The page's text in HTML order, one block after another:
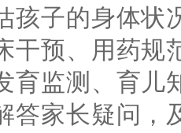
孩子的身体状
干预、用药规
育监测、育儿
答家长疑问，